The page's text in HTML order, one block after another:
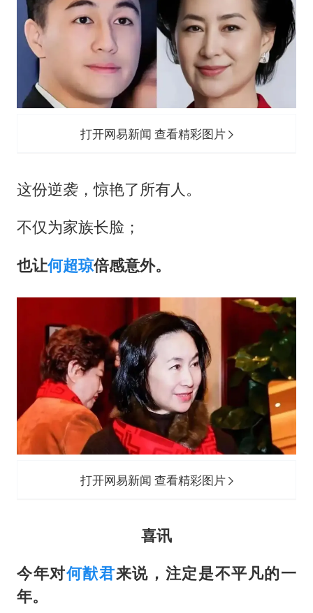
打开网易新闻 查看精彩图片
这份逆袭，惊艳了所有人。
不仅为家族长脸；
也让何超琼倍感意外。
打开网易新闻 查看精彩图片
喜讯
今年对何猷君来说，注定是不平凡的一
年。